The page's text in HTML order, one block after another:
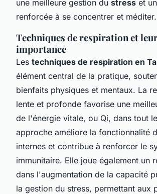
une meilleure gestion du stress et
renforcée à se concentrer et méditer.
Techniques de respiration et
importance
Les techniques de respiration en
élément central de la pratique,
bienfaits physiques et mentaux. La
lente et profonde favorise une
de l'énergie vitale, ou Qi, dans tout
approche améliore la fonctionnalité
internes et contribue à renforcer le
immunitaire. Elle joue également un
dans l'augmentation de la capacité
la gestion du stress, permettant aux